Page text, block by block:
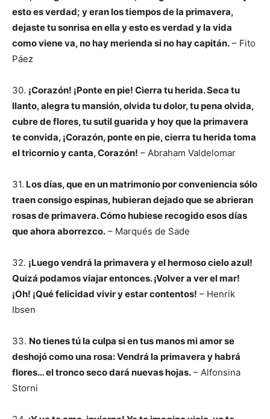
esto es verdad; y eran los tiempos de la primavera,
dejaste tu sonrisa en ella y esto es verdad y la vida
como viene va, no hay merienda si no hay capitán. – Fito
Páez
30. ¡Corazón! ¡Ponte en pie! Cierra tu herida. Seca tu
llanto, alegra tu mansión, olvida tu dolor, tu pena olvida,
cubre de flores, tu sutil guarida y hoy que la primavera
te convida, ¡Corazón, ponte en pie, cierra tu herida toma
el tricornio y canta, Corazón! – Abraham Valdelomar
31. Los días, que en un matrimonio por conveniencia sólo
traen consigo espinas, hubieran dejado que se abrieran
rosas de primavera. Cómo hubiese recogido esos días
que ahora aborrezco. – Marqués de Sade
32. ¡Luego vendrá la primavera y el hermoso cielo azul!
Quizá podamos viajar entonces. ¡Volver a ver el mar!
¡Oh! ¡Qué felicidad vivir y estar contentos! – Henrik
Ibsen
33. No tienes tú la culpa si en tus manos mi amor se
deshojó como una rosa: Vendrá la primavera y habrá
flores… el tronco seco dará nuevas hojas. – Alfonsina
Storni